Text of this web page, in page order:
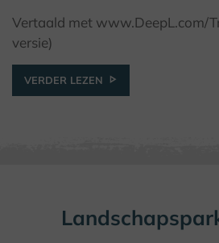
Vertaald met www.DeepL.com/
versie)
VERDER LEZEN